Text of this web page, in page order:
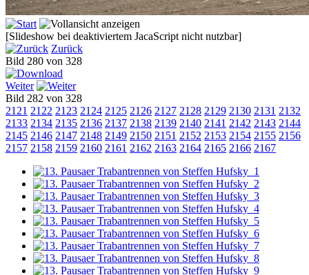
[Slideshow bei deaktiviertem JacaScript nicht nutzbar]
Zurück
Bild 280 von 328
Weiter
Bild 282 von 328
2121 2122 2123 2124 2125 2126 2127 2128 2129 2130 2131 2132
2133 2134 2135 2136 2137 2138 2139 2140 2141 2142 2143 2144
2145 2146 2147 2148 2149 2150 2151 2152 2153 2154 2155 2156
2157 2158 2159 2160 2161 2162 2163 2164 2165 2166 2167